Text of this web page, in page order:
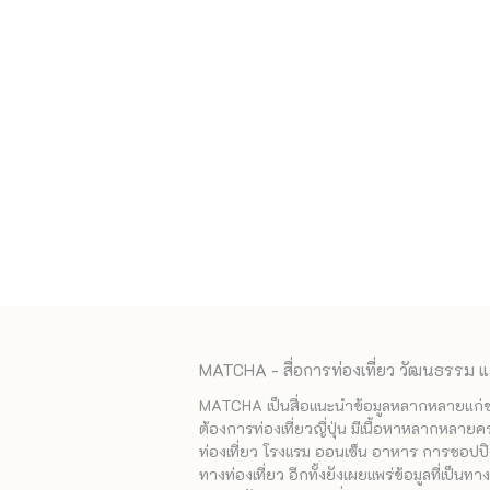
MATCHA - สื่อการท่องเที่ยว วัฒนธรรม
MATCHA เป็นสื่อแนะนำข้อมูลหลากหลายแ
ต้องการท่องเที่ยวญี่ปุ่น มีเนื้อหาหลากหลาย
ท่องเที่ยว โรงแรม ออนเซ็น อาหาร การชอป
ทางท่องเที่ยว อีกทั้งยังเผยแพร่ข้อมูลที่เป็นท